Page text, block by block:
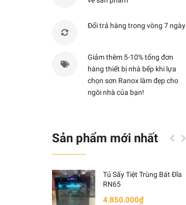
Đổi trả hàng trong vòng 7 ngày
Giảm thêm 5-10% tổng đơn
hàng thiết bị nhà bếp khi lựa
chọn sơn Ranox làm đẹp cho
ngôi nhà của bạn!
Sản phẩm mới nhất
Tủ Sấy Tiệt Trùng Bát Đĩa
RN65
4.850.000₫